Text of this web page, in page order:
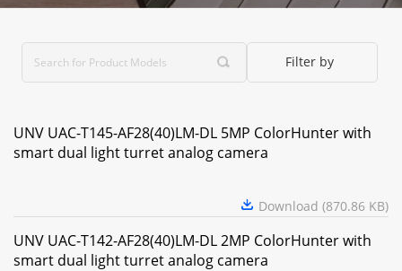
Filter by
UNV UAC-T145-AF28(40)LM-DL 5MP ColorHunter with
smart dual light turret analog camera
Download (870.86 KB)
UNV UAC-T142-AF28(40)LM-DL 2MP ColorHunter with
smart dual light turret analog camera